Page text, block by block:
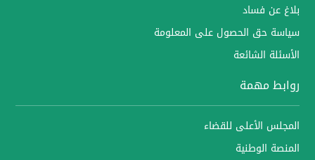
بلاغ عن فساد
سياسة حق الحصول على المعلومة
الأسئلة الشائعة
روابط مهمة
المجلس الأعلى للقضاء
المنصة الوطنية